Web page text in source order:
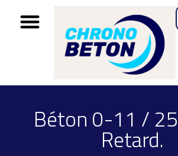
Béton 0-11 /
Retard.